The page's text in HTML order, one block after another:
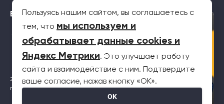
Будьте с нами
2026 © Все права защищены. Информация на сайте не является
публичной офертой
Пользуясь нашим сайтом, вы соглашаетесь с
тем, что мы используем и
обрабатывает данные cookies и
Яндекс Метрики. Это улучшает работу
сайта и взаимодействие с ним. Подтвердите
ваше согласие, нажав кнопку «OK».
OK